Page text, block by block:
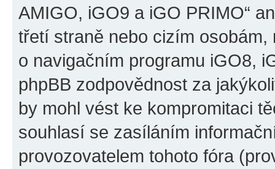
AMIGO, iGO9 a iGO PRIMO“
třetí straně nebo cizím
o navigačním programu iGO8,
phpBB zodpovědnost za
by mohl vést ke kompromitaci
souhlasí se zasíláním
provozovatelem tohoto fóra